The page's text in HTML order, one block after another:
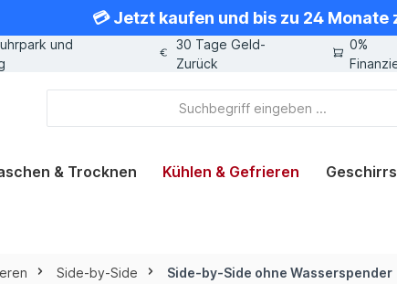
💳 Jetzt kaufen und bis zu 24
und
30 Tage Geld-
Zurück
0%
& Trocknen Kühlen & Gefrieren
Side-by-Side Side-by-Side ohne Wasserspender